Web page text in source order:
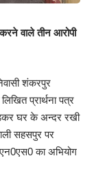
वाले तीन आरोपी
शंकरपुर
प्रार्थना पत्र
घर के अन्दर रखी
सहसपुर पर
का अभियोग